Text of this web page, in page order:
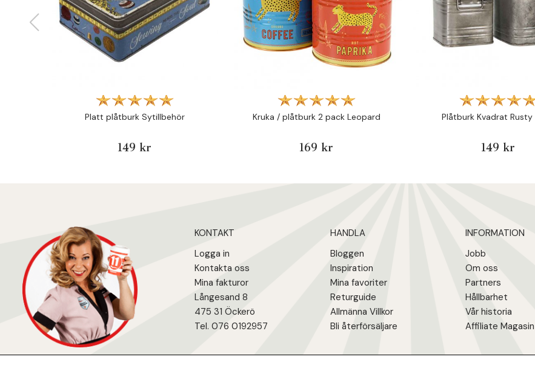
Platt plåtburk Sytillbehör
149 kr
Kruka / plåtburk 2 pack Leopard
169 kr
Plåtburk Kvadrat Rusty
149 kr
KONTAKT
Logga in
Kontakta oss
Mina fakturor
Långesand 8
475 31 Öckerö
Tel. 076 0192957
HANDLA
Bloggen
Inspiration
Mina favoriter
Returguide
Allmänna Villkor
Bli återförsäljare
INFORMATION
Jobb
Om oss
Partners
Hållbarhet
Vår historia
Affiliate Magasin